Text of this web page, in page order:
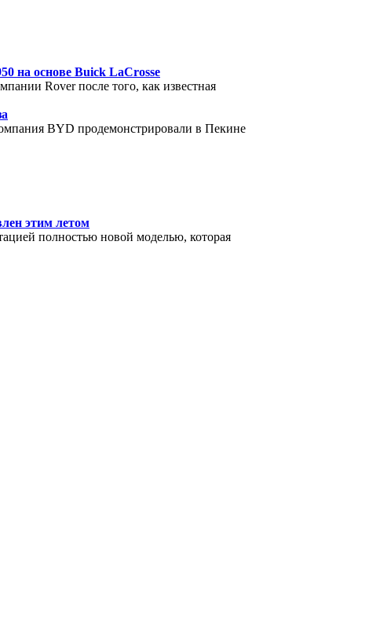
на основе Buick LaCrosse
Rover после того, как известная
BYD продемонстрировали в Пекине
этим летом
полностью новой моделью, которая